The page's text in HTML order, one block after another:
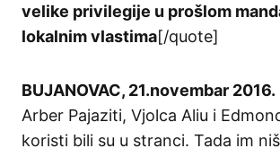
velike privilegije u prošlom
lokalnim vlastima[/quote]
BUJANOVAC, 21.novembar 2016.
Arber Pajaziti, Vjolca Aliu i
koristi bili su u stranci. Tada im